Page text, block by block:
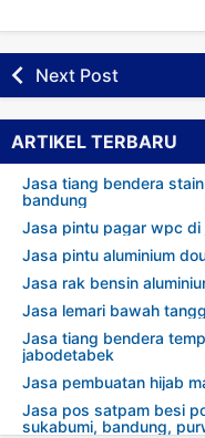
Next Post
ARTIKEL TERBARU
Jasa tiang bendera
bandung
Jasa pintu pagar wpc
Jasa pintu aluminium
Jasa rak bensin
Jasa lemari bawah
Jasa tiang bendera
jabodetabek
Jasa pembuatan hijab
Jasa pos satpam besi
sukabumi, bandung,